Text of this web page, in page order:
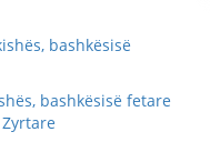
bashkësisë
bashkësisë fetare